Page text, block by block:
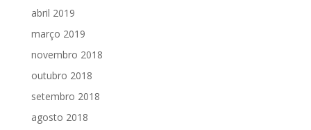
abril 2019
março 2019
novembro 2018
outubro 2018
setembro 2018
agosto 2018